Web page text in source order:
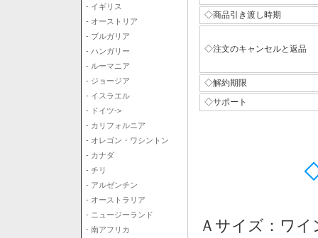
- イギリス
- オーストリア
- ブルガリア
- ハンガリー
- ルーマニア
- ジョージア
- イスラエル
- ドイツ->
- カリフォルニア
- オレゴン・ワシントン
- カナダ
- チリ
- アルゼンチン
- オーストラリア
- ニュージーランド
- 南アフリカ
◇商品引き渡し時期
◇注文のキャンセルと返品
◇解約期限
◇サポート
Ａサイズ：ワ